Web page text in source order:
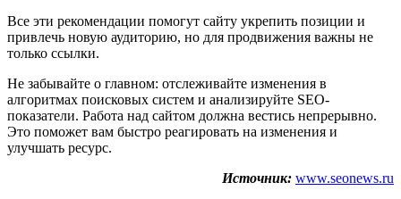
Все эти рекомендации помогут сайту укрепить позиции и
привлечь новую аудиторию, но для продвижения важны не
только ссылки.
Не забывайте о главном: отслеживайте изменения в
алгоритмах поисковых систем и анализируйте SEO-
показатели. Работа над сайтом должна вестись непрерывно.
Это поможет вам быстро реагировать на изменения и
улучшать ресурс.
Источник: www.seonews.ru